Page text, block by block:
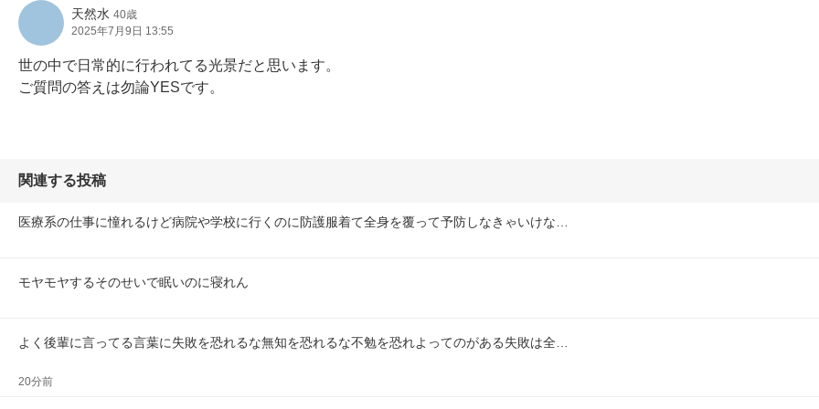
天然水 40歳
2025年7月9日 13:55
世の中で日常的に行われてる光景だと思います。
ご質問の答えは勿論YESです。
関連する投稿
医療系の仕事に憧れるけど病院や学校に行くのに防護服着て全身を覆って予防しなきゃいけな…
モヤモヤするそのせいで眠いのに寝れん
よく後輩に言ってる言葉に失敗を恐れるな無知を恐れるな不勉を恐れよってのがある失敗は全…
20分前